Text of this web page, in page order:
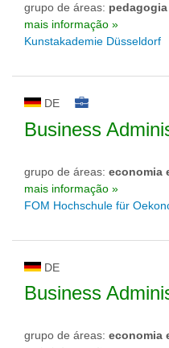
grupo de áreas: pedagogia
mais informação »
Kunstakademie Düsseldorf
DE
Business
grupo de áreas: economia
mais informação »
FOM Hochschule für
DE
Business
grupo de áreas: economia